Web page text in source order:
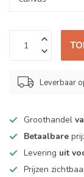
Leverbaar
Groothandel
Betaalbare
Levering uit
Prijzen